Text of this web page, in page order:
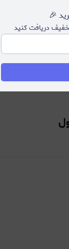
دریافت کنید